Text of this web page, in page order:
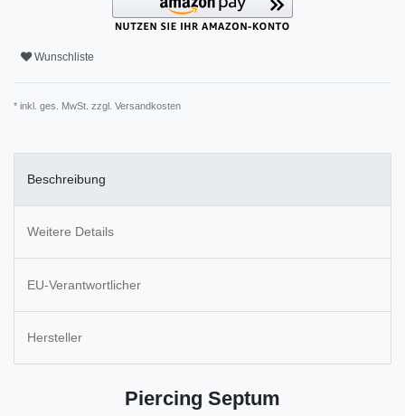
Wunschliste
* inkl. ges. MwSt. zzgl. Versandkosten
Beschreibung
Weitere Details
EU-Verantwortlicher
Hersteller
Piercing Septum